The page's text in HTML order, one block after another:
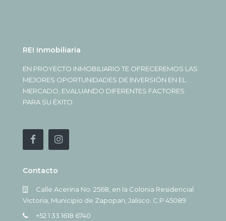
REI Inmobiliaria
EN PROYECTO INMOBILIARIO TE OFRECEREMOS LAS
MEJORES OPORTUNIDADES DE INVERSIÓN EN EL
MERCADO, EVALUANDO DIFERENTES FACTORES
PARA SU ÉXITO.
Contacto
Calle Acerina No. 2568, en la Colonia Residencial
Victoria, Municipio de Zapopan, Jalisco. C.P 45089
+52 1 33 1618 6740